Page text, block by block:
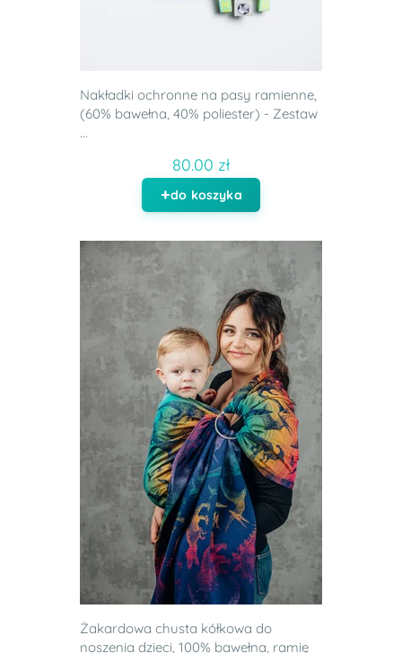
Nakładki ochronne na pasy ramienne,
(60% bawełna, 40% poliester) - Zestaw
...
80.00 zł
do koszyka
Żakardowa chusta kółkowa do
noszenia dzieci, 100% bawełna, ramię